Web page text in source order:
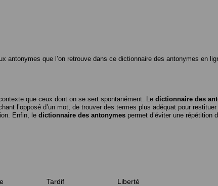
antonymes que l’on retrouve dans ce dictionnaire des antonymes en
que ceux dont on se sert spontanément. Le dictionnaire des
l’opposé d’un mot, de trouver des termes plus adéquat pour
Enfin, le dictionnaire des antonymes permet d’éviter une répétition
Tardif
Liberté